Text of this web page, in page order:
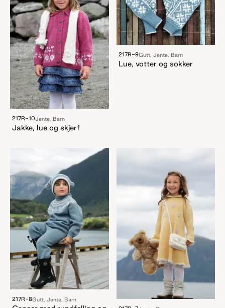
217R-10Jente, Barn
Jakke, lue og skjerf
217R-9Gutt, Jente, Barn
Lue, votter og sokker
217R-8Gutt, Jente, Barn